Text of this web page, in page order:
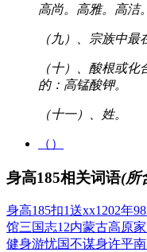
高尚。高雅。高洁。
（九）、宗族中最
（十）、酸根或
的：高锰酸钾。
（十一）、姓。
（）
身高185相关词语(所
身高185扣1送xx1202年
馆三国志12内蒙古高原
健身游忧国不谋身许平